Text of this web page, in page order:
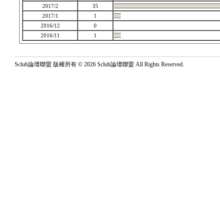
2017/2
35
2017/1
1
2016/12
0
2016/11
1
Sclub論壇聯盟 版權所有 © 2026 Sclub論壇聯盟 All Rights Reserved.